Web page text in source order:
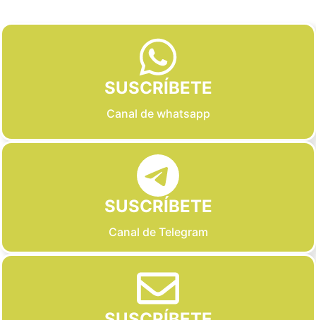
SUSCRÍBETE
Canal de whatsapp
SUSCRÍBETE
Canal de Telegram